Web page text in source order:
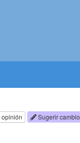
Sugerir cambio